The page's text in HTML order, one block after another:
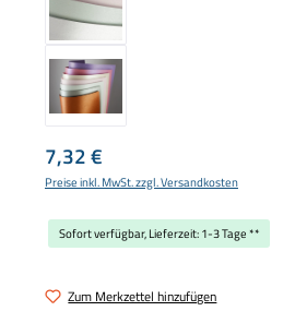
Regulärer Preis:
7,32 €
Preise inkl. MwSt. zzgl. Versandkosten
Sofort verfügbar, Lieferzeit: 1-3 Tage **
Zum Merkzettel hinzufügen